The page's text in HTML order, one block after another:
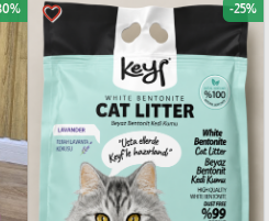
favorite_border -25%